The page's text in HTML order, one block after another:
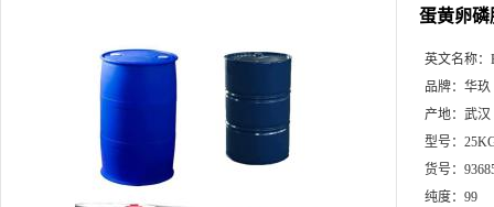
蛋黄卵磷
英文名称：
品牌： 华玖
产地： 武汉
型号：
货号：
纯度： 99